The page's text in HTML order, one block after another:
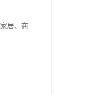
居、商